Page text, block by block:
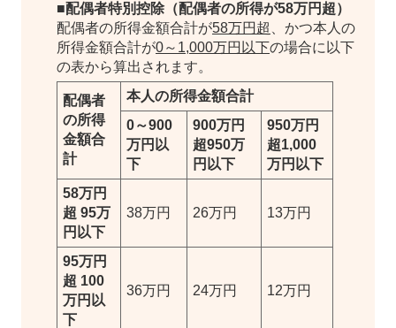
■配偶者特別控除（配偶者の所得が58万円超）
配偶者の所得金額合計が58万円超
、かつ本人の
所得金額合計が0～1,000万円以下の場合に以下
の表から算出されます。
配偶者
の所得
金額合
計
本人の所得金額合計
0～900
万円以
下
900万円
超950万
円以下
950万円
超1,000
万円以下
58万円
超 95万
円以下
38万円 26万円 13万円
95万円
超 100
万円以
下
36万円 24万円 12万円